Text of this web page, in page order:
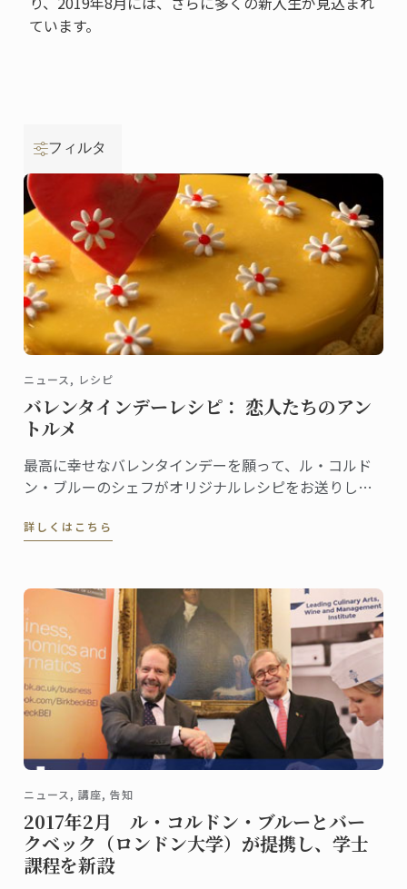
ています。
フィルタ
ニュース, レシピ
バレンタインデーレシピ： 恋人たちのアン
トルメ
最高に幸せなバレンタインデーを願って、ル・コルド
ン・ブルーのシェフがオリジナルレシピをお送りしま
詳しくはこちら
ニュース, 講座, 告知
2017年2月 ル・コルドン・ブルーとバー
クベック（ロンドン大学）が提携し、学士
課程を新設